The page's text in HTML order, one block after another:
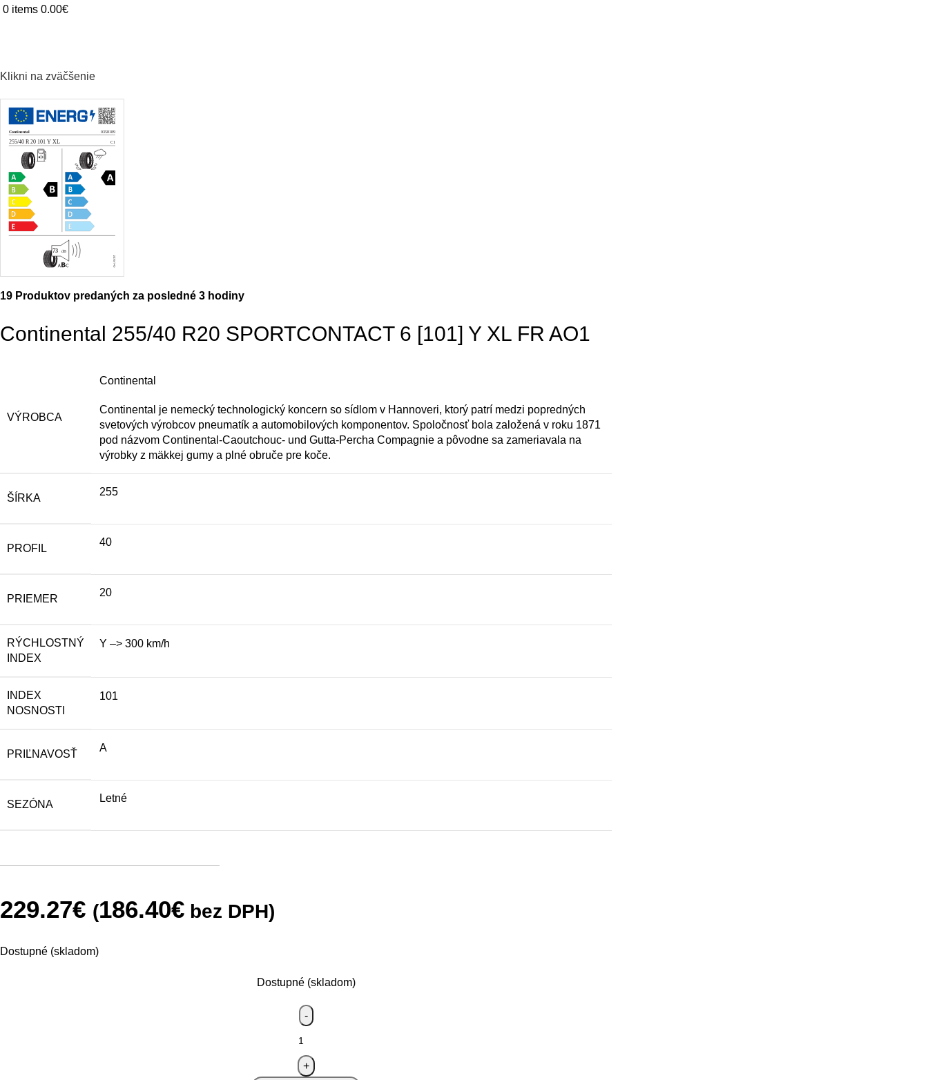
0 items 0.00€
Klikni na zväčšenie
19 Produktov predaných za posledné 3 hodiny
Continental 255/40 R20 SPORTCONTACT 6 [101] Y XL FR AO1
VÝROBCA
Continental
Continental je nemecký technologický koncern so sídlom v Hannoveri, ktorý patrí medzi popredných
svetových výrobcov pneumatík a automobilových komponentov. Spoločnosť bola založená v roku 1871
pod názvom Continental-Caoutchouc- und Gutta-Percha Compagnie a pôvodne sa zameriavala na
výrobky z mäkkej gumy a plné obruče pre koče.
ŠÍRKA
255
PROFIL
40
PRIEMER
20
RÝCHLOSTNÝ
INDEX
Y –> 300 km/h
INDEX
NOSNOSTI
101
PRIĽNAVOSŤ
A
SEZÓNA
Letné
229.27€ (186.40€ bez DPH)
Dostupné (skladom)
Dostupné (skladom)